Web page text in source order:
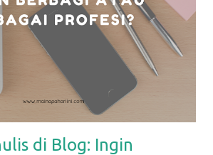
yang aku pakai adalah kertas yang
aku bikin desain sederhana di
print dan laminating, sehingga bisa
dan dihapus. Kertas ini kemudian aku t...
di Blog: Ingin